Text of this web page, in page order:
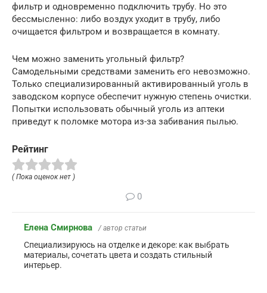
фильтр и одновременно подключить трубу. Но это
бессмысленно: либо воздух уходит в трубу, либо
очищается фильтром и возвращается в комнату.
Чем можно заменить угольный фильтр?
Самодельными средствами заменить его невозможно.
Только специализированный активированный уголь в
заводском корпусе обеспечит нужную степень очистки.
Попытки использовать обычный уголь из аптеки
приведут к поломке мотора из-за забивания пылью.
Рейтинг
( Пока оценок нет )
0
Елена Смирнова / автор статьи
Специализируюсь на отделке и декоре: как выбрать
материалы, сочетать цвета и создать стильный
интерьер.